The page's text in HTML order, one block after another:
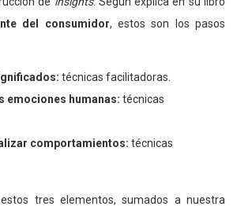
del consumidor, estos son los pasos
técnicas facilitadoras.
emociones humanas: técnicas
comportamientos: técnicas
estos tres elementos, sumados a nuestra